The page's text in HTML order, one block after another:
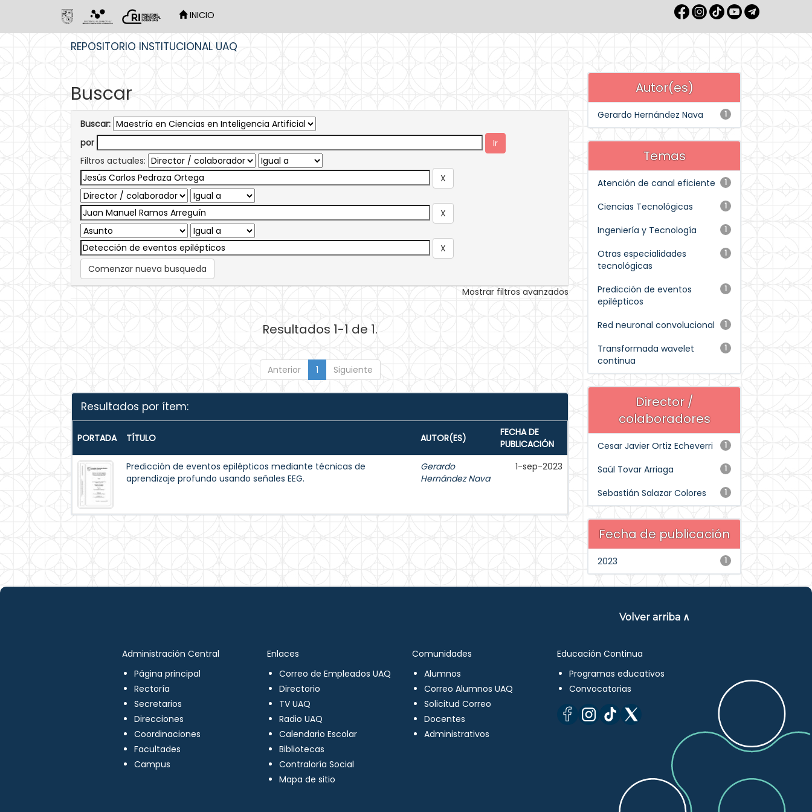
INICIO
REPOSITORIO INSTITUCIONAL UAQ
Buscar
Buscar:
por
Filtros actuales:
Comenzar nueva busqueda
Mostrar filtros avanzados
Resultados 1-1 de 1.
Anterior 1 Siguiente
Resultados por ítem:
PORTADA TÍTULO AUTOR(ES)
FECHA DE
PUBLICACIÓN
Predicción de eventos epilépticos mediante técnicas de
aprendizaje profundo usando señales EEG.
Gerardo
Hernández Nava
1-sep-2023
Autor(es)
1
Gerardo Hernández Nava
Temas
1
Atención de canal eficiente
1
Ciencias Tecnológicas
1
Ingeniería y Tecnología
1
Otras especialidades
tecnológicas
1
Predicción de eventos
epilépticos
1
Red neuronal convolucional
1
Transformada wavelet
continua
Director /
colaboradores
1
Cesar Javier Ortiz Echeverri
1
Saúl Tovar Arriaga
1
Sebastián Salazar Colores
Fecha de publicación
1
2023
Volver arriba ∧
Administración Central
Página principal
Rectoría
Secretarios
Direcciones
Coordinaciones
Facultades
Campus
Enlaces
Correo de Empleados UAQ
Directorio
TV UAQ
Radio UAQ
Calendario Escolar
Bibliotecas
Contraloría Social
Mapa de sitio
Comunidades
Alumnos
Correo Alumnos UAQ
Solicitud Correo
Docentes
Administrativos
Educación Continua
Programas educativos
Convocatorias